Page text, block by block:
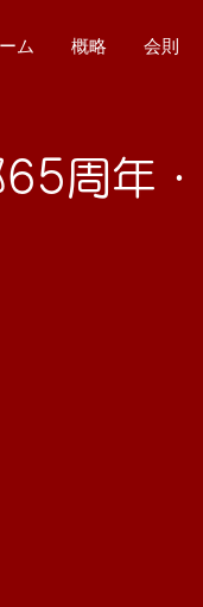
ム 概略 会則
65周年